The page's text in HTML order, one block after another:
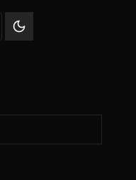
Changer le thème